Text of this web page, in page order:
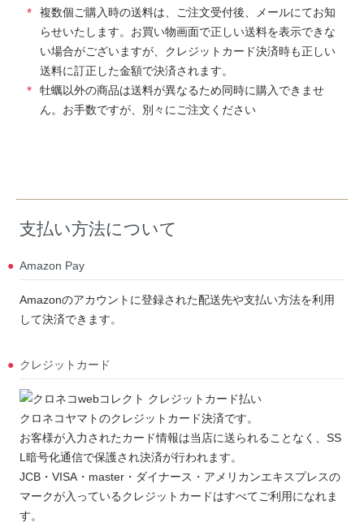
複数個ご購入時の送料は、ご注文受付後、メールにてお知
らせいたします。お買い物画面で正しい送料を表示できな
い場合がございますが、クレジットカード決済時も正しい
送料に訂正した金額で決済されます。
牡蠣以外の商品は送料が異なるため同時に購入できませ
ん。お手数ですが、別々にご注文ください
支払い方法について
Amazon Pay
Amazonのアカウントに登録された配送先や支払い方法を利用
して決済できます。
クレジットカード
クロネコヤマトのクレジットカード決済です。
お客様が入力されたカード情報は当店に送られることなく、SS
L暗号化通信で保護され決済が行われます。
JCB・VISA・master・ダイナース・アメリカンエキスプレスの
マークが入っているクレジットカードはすべてご利用になれま
す。